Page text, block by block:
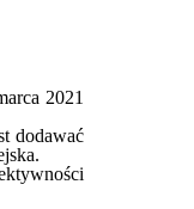
2021
dodawać